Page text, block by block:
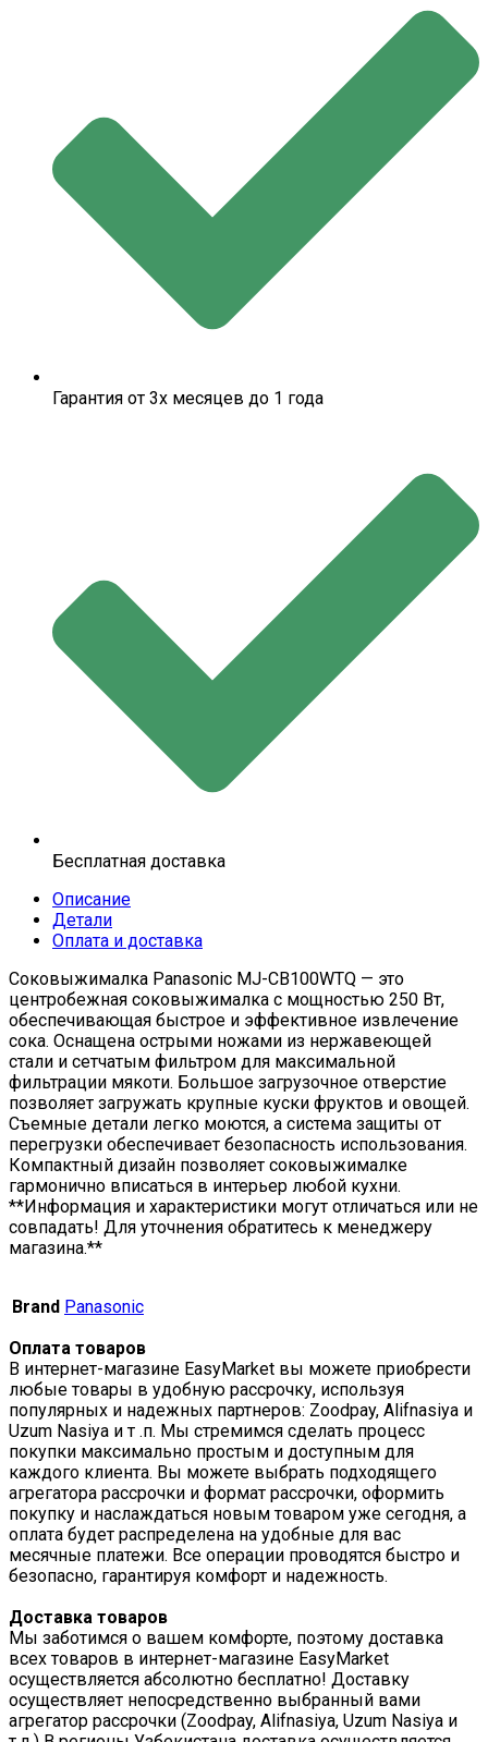
Гарантия от 3х месяцев до 1 года
Бесплатная доставка
Описание
Детали
Оплата и доставка
Соковыжималка Panasonic MJ-CB100WTQ — это
центробежная соковыжималка с мощностью 250 Вт,
обеспечивающая быстрое и эффективное извлечение
сока. Оснащена острыми ножами из нержавеющей
стали и сетчатым фильтром для максимальной
фильтрации мякоти. Большое загрузочное отверстие
позволяет загружать крупные куски фруктов и овощей.
Съемные детали легко моются, а система защиты от
перегрузки обеспечивает безопасность использования.
Компактный дизайн позволяет соковыжималке
гармонично вписаться в интерьер любой кухни.
**Информация и характеристики могут отличаться или не
совпадать! Для уточнения обратитесь к менеджеру
магазина.**
Brand Panasonic
Оплата товаров
В интернет-магазине EasyMarket вы можете приобрести
любые товары в удобную рассрочку, используя
популярных и надежных партнеров: Zoodpay, Alifnasiya и
Uzum Nasiya и т .п. Мы стремимся сделать процесс
покупки максимально простым и доступным для
каждого клиента. Вы можете выбрать подходящего
агрегатора рассрочки и формат рассрочки, оформить
покупку и наслаждаться новым товаром уже сегодня, а
оплата будет распределена на удобные для вас
месячные платежи. Все операции проводятся быстро и
безопасно, гарантируя комфорт и надежность.
Доставка товаров
Мы заботимся о вашем комфорте, поэтому доставка
всех товаров в интернет-магазине EasyMarket
осуществляется абсолютно бесплатно! Доставку
осуществляет непосредственно выбранный вами
агрегатор рассрочки (Zoodpay, Alifnasiya, Uzum Nasiya и